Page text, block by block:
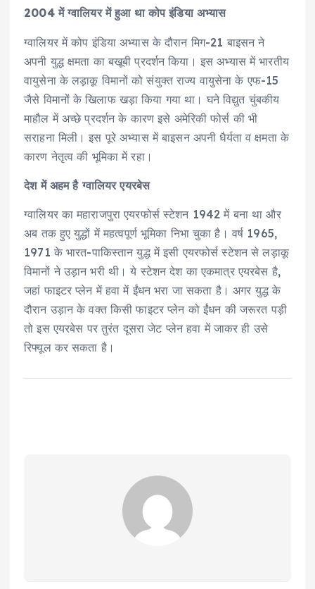
2004 में ग्वालियर में हुआ था कोप इंडिया अभ्यास
ग्वालियर में कोप इंडिया अभ्यास के दौरान मिग-21 बाइसन ने
अपनी युद्ध क्षमता का बखूबी प्रदर्शन किया। इस अभ्यास में भारतीय
वायुसेना के लड़ाकू विमानों को संयुक्त राज्य वायुसेना के एफ-15
जैसे विमानों के खिलाफ खड़ा किया गया था। घने विद्युत चुंबकीय
माहौल में अच्छे प्रदर्शन के कारण इसे अमेरिकी फोर्स की भी
सराहना मिली। इस पूरे अभ्यास में बाइसन अपनी धैर्यता व क्षमता के
कारण नेतृत्व की भूमिका में रहा।
देश में अहम है ग्वालियर एयरबेस
ग्वालियर का महाराजपुरा एयरफोर्स स्टेशन 1942 में बना था और
अब तक हुए युद्धों में महत्वपूर्ण भूमिका निभा चुका है। वर्ष 1965,
1971 के भारत-पाकिस्तान युद्ध में इसी एयरफोर्स स्टेशन से लड़ाकू
विमानों ने उड़ान भरी थी। ये स्टेशन देश का एकमात्र एयरबेस है,
जहां फाइटर प्लेन में हवा में ईंधन भरा जा सकता है। अगर युद्ध के
दौरान उड़ान के वक्त किसी फाइटर प्लेन को ईंधन की जरूरत पड़ी
तो इस एयरबेस पर तुरंत दूसरा जेट प्लेन हवा में जाकर ही उसे
रिफ्यूल कर सकता है।